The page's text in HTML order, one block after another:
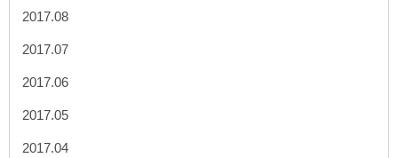
2017.08
2017.07
2017.06
2017.05
2017.04